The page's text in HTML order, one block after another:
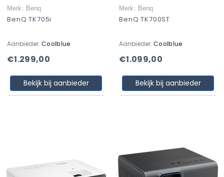
Merk: Benq
BenQ TK705i
Aanbieder: Coolblue
€1.299,00
Bekijk bij aanbieder
Merk: Benq
BenQ TK700ST
Aanbieder: Coolblue
€1.099,00
Bekijk bij aanbieder